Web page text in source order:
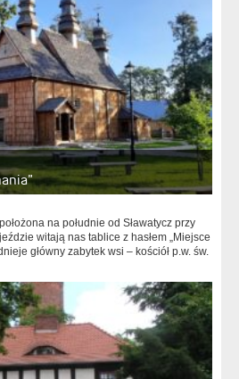
na południe od Sławatycz przy
witają nas tablice z hasłem „Miejsce
główny zabytek wsi – kościół p.w. św.